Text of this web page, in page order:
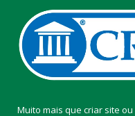
Muito mais que criar site ou